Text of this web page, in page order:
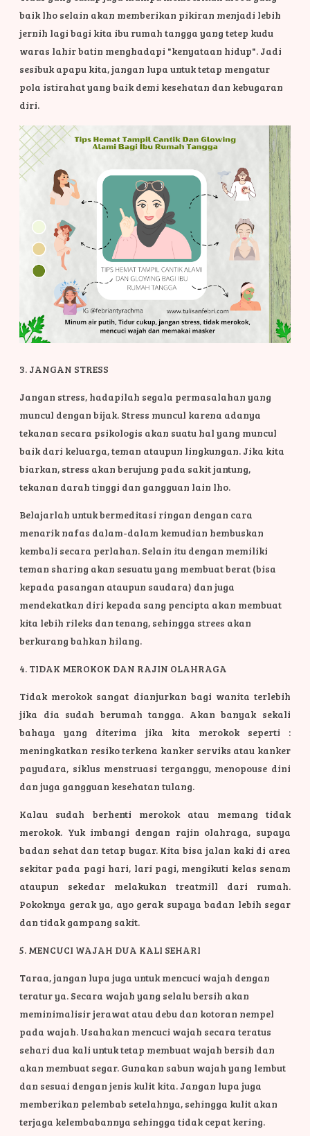
baik lho selain akan memberikan pikiran menjadi lebih
jernih lagi bagi kita ibu rumah tangga yang tetep kudu
waras lahir batin menghadapi "kenyataan hidup". Jadi
sesibuk apapu kita, jangan lupa untuk tetap mengatur
pola istirahat yang baik demi kesehatan dan kebugaran
diri.
3. JANGAN STRESS
Jangan stress, hadapilah segala permasalahan yang
muncul dengan bijak. Stress muncul karena adanya
tekanan secara psikologis akan suatu hal yang muncul
baik dari keluarga, teman ataupun lingkungan. Jika kita
biarkan, stress akan berujung pada sakit jantung,
tekanan darah tinggi dan gangguan lain lho.
Belajarlah untuk bermeditasi ringan dengan cara
menarik nafas dalam-dalam kemudian hembuskan
kembali secara perlahan. Selain itu dengan memiliki
teman sharing akan sesuatu yang membuat berat (bisa
kepada pasangan ataupun saudara) dan juga
mendekatkan diri kepada sang pencipta akan membuat
kita lebih rileks dan tenang, sehingga strees akan
berkurang bahkan hilang.
4. TIDAK MEROKOK DAN RAJIN OLAHRAGA
Tidak merokok sangat dianjurkan bagi wanita terlebih
jika dia sudah berumah tangga. Akan banyak sekali
bahaya yang diterima jika kita merokok seperti :
meningkatkan resiko terkena kanker serviks atau kanker
payudara, siklus menstruasi terganggu, menopouse dini
dan juga gangguan kesehatan tulang.
Kalau sudah berhenti merokok atau memang tidak
merokok. Yuk imbangi dengan rajin olahraga, supaya
badan sehat dan tetap bugar. Kita bisa jalan kaki di area
sekitar pada pagi hari, lari pagi, mengikuti kelas senam
ataupun sekedar melakukan treatmill dari rumah.
Pokoknya gerak ya, ayo gerak supaya badan lebih segar
dan tidak gampang sakit.
5. MENCUCI WAJAH DUA KALI SEHARI
Taraa, jangan lupa juga untuk mencuci wajah dengan
teratur ya. Secara wajah yang selalu bersih akan
meminimalisir jerawat atau debu dan kotoran nempel
pada wajah. Usahakan mencuci wajah secara teratus
sehari dua kali untuk tetap membuat wajah bersih dan
akan membuat segar. Gunakan sabun wajah yang lembut
dan sesuai dengan jenis kulit kita. Jangan lupa juga
memberikan pelembab setelahnya, sehingga kulit akan
terjaga kelembabannya sehingga tidak cepat kering.